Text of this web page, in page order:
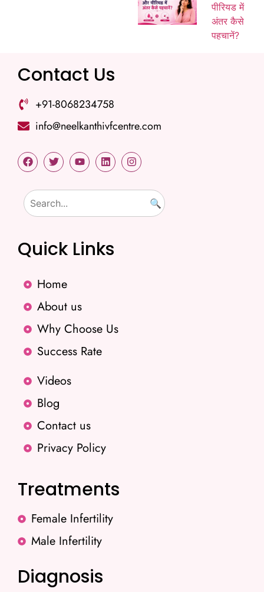
पीरियड में
अंतर कैसे
पहचानें?
Contact Us
+91-8068234758
info@neelkanthivfcentre.com
🔍
Quick Links
Home
About us
Why Choose Us
Success Rate
Videos
Blog
Contact us
Privacy Policy
Treatments
Female Infertility
Male Infertility
Diagnosis